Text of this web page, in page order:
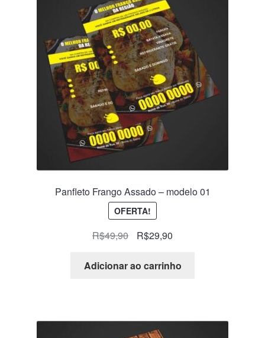
Panfleto Frango Assado – modelo 01
OFERTA!
R$49,90 R$29,90
Adicionar ao carrinho